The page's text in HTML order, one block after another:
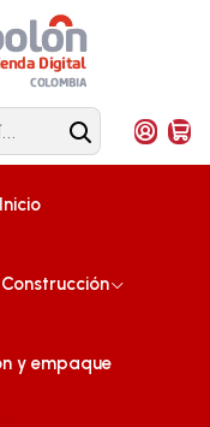
Inicio
Construcción
y empaque
ahora!
U,40cm Pqte x 6